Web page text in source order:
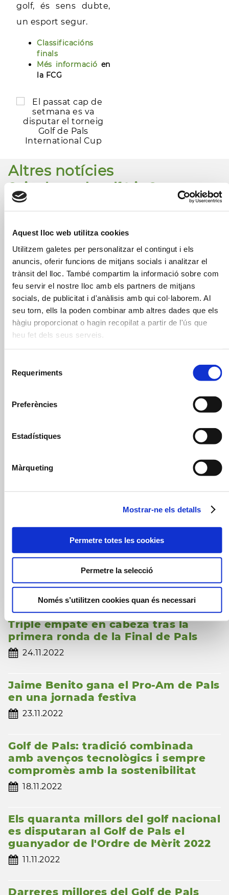
Aquest lloc web utilitza cookies
Utilitzem galetes per personalitzar el contingut i els
anuncis, oferir funcions de mitjans socials i analitzar el
trànsit del lloc. També compartim la informació sobre com
feu servir el nostre lloc amb els partners de mitjans
socials, de publicitat i d'anàlisis amb qui col·laborem. Al
seu torn, ells la poden combinar amb altres dades que els
hàgiu proporcionat o hagin recopilat a partir de l'ús que
heu fet dels seus serveis.
Requeriments
Preferències
Estadístiques
Màrqueting
Mostrar-ne els detalls
Permetre totes les cookies
Permetre la selecció
Només s’utilitzen cookies quan és necessari
golf, és sens dubte,
un esport segur.
Classificacións
finals
Més informació en
la FCG
Altres notícies
Quina bossa de golf triar?
Descobreix la promoció perfecta per
al teu joc a Golf de Pals
La Golfy Week Catalogne 2025
reuneix més de 300 golfistes
europeus als principals camps de la
Costa Brava
19.11.2025
11.09.2025
Ane Urchegui i Stanislas De
Grand Prix Mid Amateur 2023
Alex Esmatges repite victoria y título
Alex Esmatges domina en solitario
Triple empate en cabeza tras la
primera ronda de la Final de Pals
24.11.2022
Jaime Benito gana el Pro-Am de Pals
en una jornada festiva
23.11.2022
Golf de Pals: tradició combinada
amb avenços tecnològics i sempre
compromès amb la sostenibilitat
18.11.2022
Els quaranta millors del golf nacional
es disputaran al Golf de Pals el
guanyador de l'Ordre de Mèrit 2022
11.11.2022
Darreres millores del Golf de Pals